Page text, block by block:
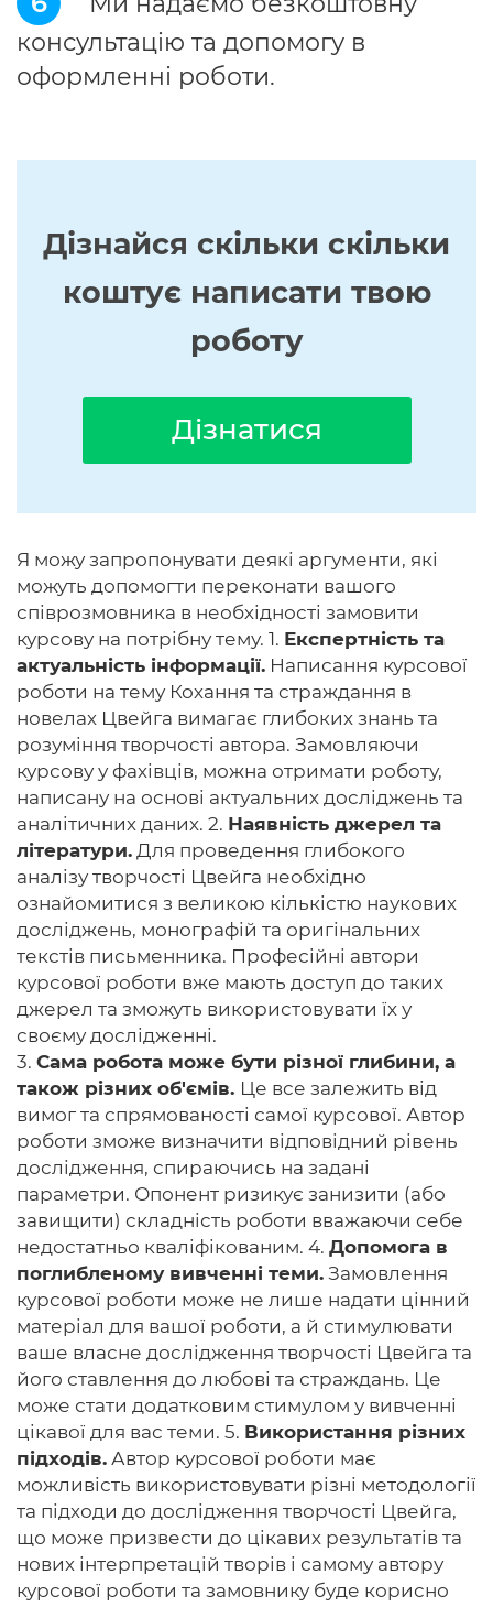
консультацію та допомогу в
оформленні роботи.
Дізнайся скільки скільки
коштує написати твою
роботу
Дізнатися
Я можу запропонувати деякі аргументи, які
можуть допомогти переконати вашого
співрозмовника в необхідності замовити
курсову на потрібну тему. 1. Експертність та
актуальність інформації. Написання курсової
роботи на тему Кохання та страждання в
новелах Цвейга вимагає глибоких знань та
розуміння творчості автора. Замовляючи
курсову у фахівців, можна отримати роботу,
написану на основі актуальних досліджень та
аналітичних даних. 2. Наявність джерел та
літератури. Для проведення глибокого
аналізу творчості Цвейга необхідно
ознайомитися з великою кількістю наукових
досліджень, монографій та оригінальних
текстів письменника. Професійні автори
курсової роботи вже мають доступ до таких
джерел та зможуть використовувати їх у
своєму дослідженні.
3. Сама робота може бути різної глибини, а
також різних об'ємів. Це все залежить від
вимог та спрямованості самої курсової. Автор
роботи зможе визначити відповідний рівень
дослідження, спираючись на задані
параметри. Опонент ризикує занизити (або
завищити) складність роботи вважаючи себе
недостатньо кваліфікованим. 4. Допомога в
поглибленому вивченні теми. Замовлення
курсової роботи може не лише надати цінний
матеріал для вашої роботи, а й стимулювати
ваше власне дослідження творчості Цвейга та
його ставлення до любові та страждань. Це
може стати додатковим стимулом у вивченні
цікавої для вас теми. 5. Використання різних
підходів. Автор курсової роботи має
можливість використовувати різні методології
та підходи до дослідження творчості Цвейга,
що може призвести до цікавих результатів та
нових інтерпретацій творів і самому автору
курсової роботи та замовнику буде корисно